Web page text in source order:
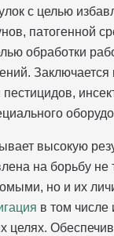
с целью
патогенной
обработки
Заключается
высокую
на борьбу не
но и их
в том числе
целях.